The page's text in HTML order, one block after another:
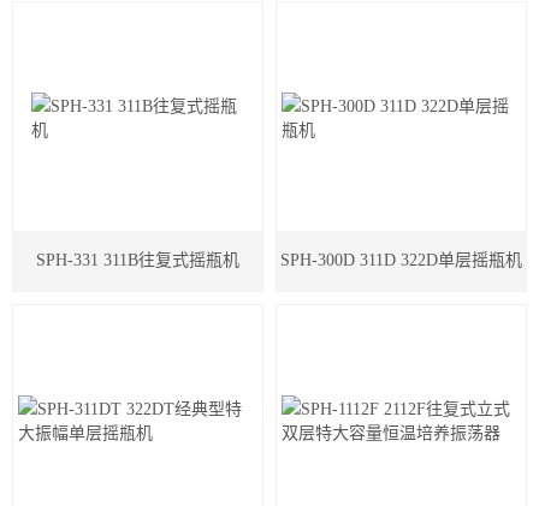
SPH-331 311B往复式摇瓶机 SPH-300D 311D 322D单层摇瓶机